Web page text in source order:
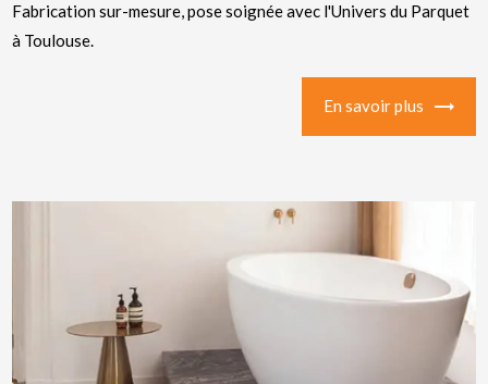
Fabrication sur-mesure, pose soignée avec l'Univers du Parquet
à Toulouse.
En savoir plus